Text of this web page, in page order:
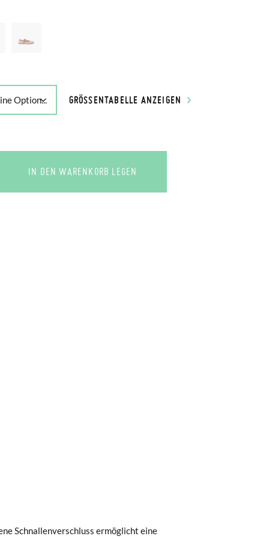
GRÖSSENTABELLE ANZEIGEN
IN DEN WARENKORB LEGEN
Schnallenverschluss ermöglicht eine
kostet der Standardversand 4,95 €; die